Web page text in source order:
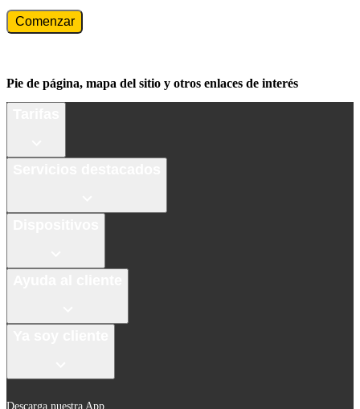
Comenzar
Pie de página, mapa del sitio y otros enlaces de interés
Descarga nuestra App